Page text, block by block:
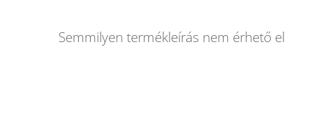
Semmilyen termékleírás nem érhető el